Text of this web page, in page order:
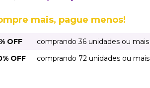
mais, pague menos!
OFF
comprando 36 unidades ou mais
OFF
comprando 72 unidades ou mais